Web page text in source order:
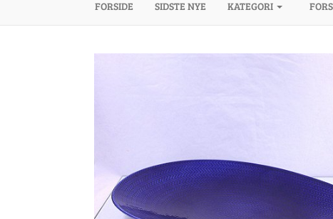
FORSIDE (CURRENT)
SIDSTE NYE KATEGORI